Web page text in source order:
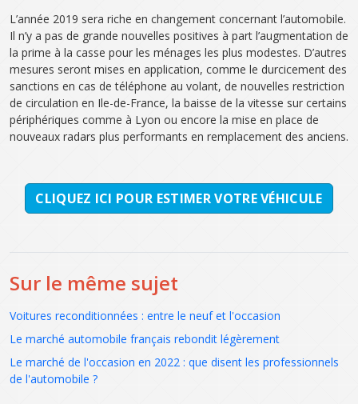
L’année 2019 sera riche en changement concernant l’automobile.
Il n’y a pas de grande nouvelles positives à part l’augmentation de
la prime à la casse pour les ménages les plus modestes. D’autres
mesures seront mises en application, comme le durcicement des
sanctions en cas de téléphone au volant, de nouvelles restriction
de circulation en Ile-de-France, la baisse de la vitesse sur certains
périphériques comme à Lyon ou encore la mise en place de
nouveaux radars plus performants en remplacement des anciens.
CLIQUEZ ICI POUR ESTIMER VOTRE VÉHICULE
Sur le même sujet
Voitures reconditionnées : entre le neuf et l'occasion
Le marché automobile français rebondit légèrement
Le marché de l'occasion en 2022 : que disent les professionnels
de l'automobile ?